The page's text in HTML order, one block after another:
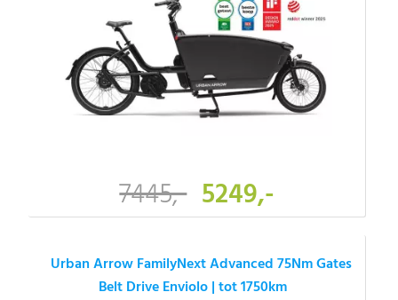
7445,- 5249,-
Urban Arrow FamilyNext Advanced 75Nm Gates
Belt Drive Enviolo | tot 1750km